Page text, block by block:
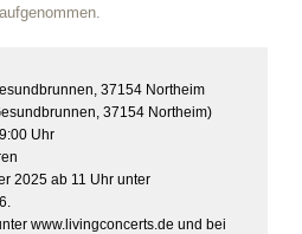
37154 Northeim
37154 Northeim)
Uhr
2025 ab 11 Uhr unter
www.livingconcerts.de und bei